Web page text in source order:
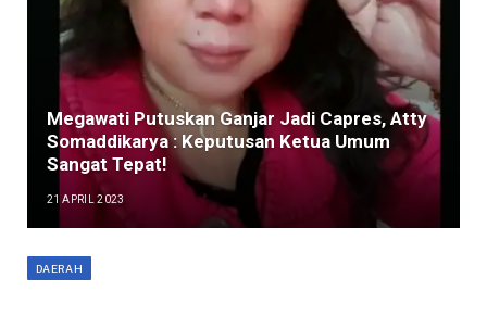
Megawati Putuskan Ganjar Jadi Capres, Atty
Somaddikarya : Keputusan Ketua Umum
Sangat Tepat!
21 APRIL 2023
DAERAH